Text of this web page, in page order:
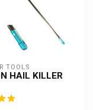
TOOLS
HAIL KILLER